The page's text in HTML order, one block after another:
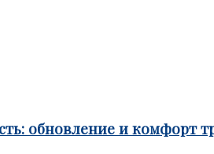
обновление и комфорт